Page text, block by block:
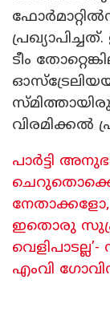
ടീം
വിരമിക്കൽ
പാർട്ടി
ചെറുതൊക്കെ
ഇതൊരു
എംവി